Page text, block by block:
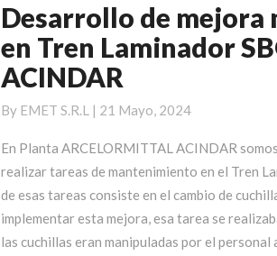
Desarrollo
mejora
mecánica
en
Laminador
SBQ,
Planta
ACINDAR
Desarrollo de mejora
en Tren Laminador
ACINDAR
By EMET S.R.L | 21 Mayo, 2024
En Planta ARCELORMITTAL ACINDAR
realizar tareas de mantenimiento en el Tren
de esas tareas consiste en el cambio de
implementar esta mejora, esa tarea se
las cuchillas eran manipuladas por el personal